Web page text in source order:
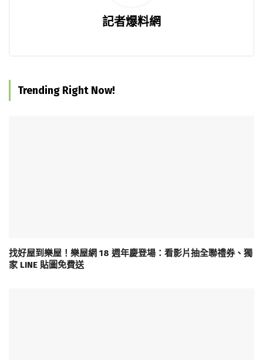
記者爆料網
Trending Right Now!
找好屋到樂屋！樂屋網 18 週年慶登場：看影片抽全聯禮券、獨
家 LINE 貼圖免費送